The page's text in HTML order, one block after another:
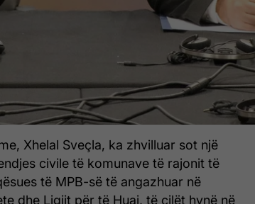
Xhelal Sveçla, ka zhvilluar sot një
civile të komunave të rajonit të
të MPB-së të angazhuar në
dhe Ligjit për të Huaj, të cilët hynë në